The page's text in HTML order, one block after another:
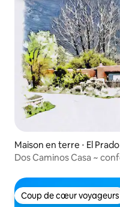
Maison en terre ⋅ El Prado
Dos Caminos Casa ~
Coup de cœur voyageurs
Coup de cœur voyageurs